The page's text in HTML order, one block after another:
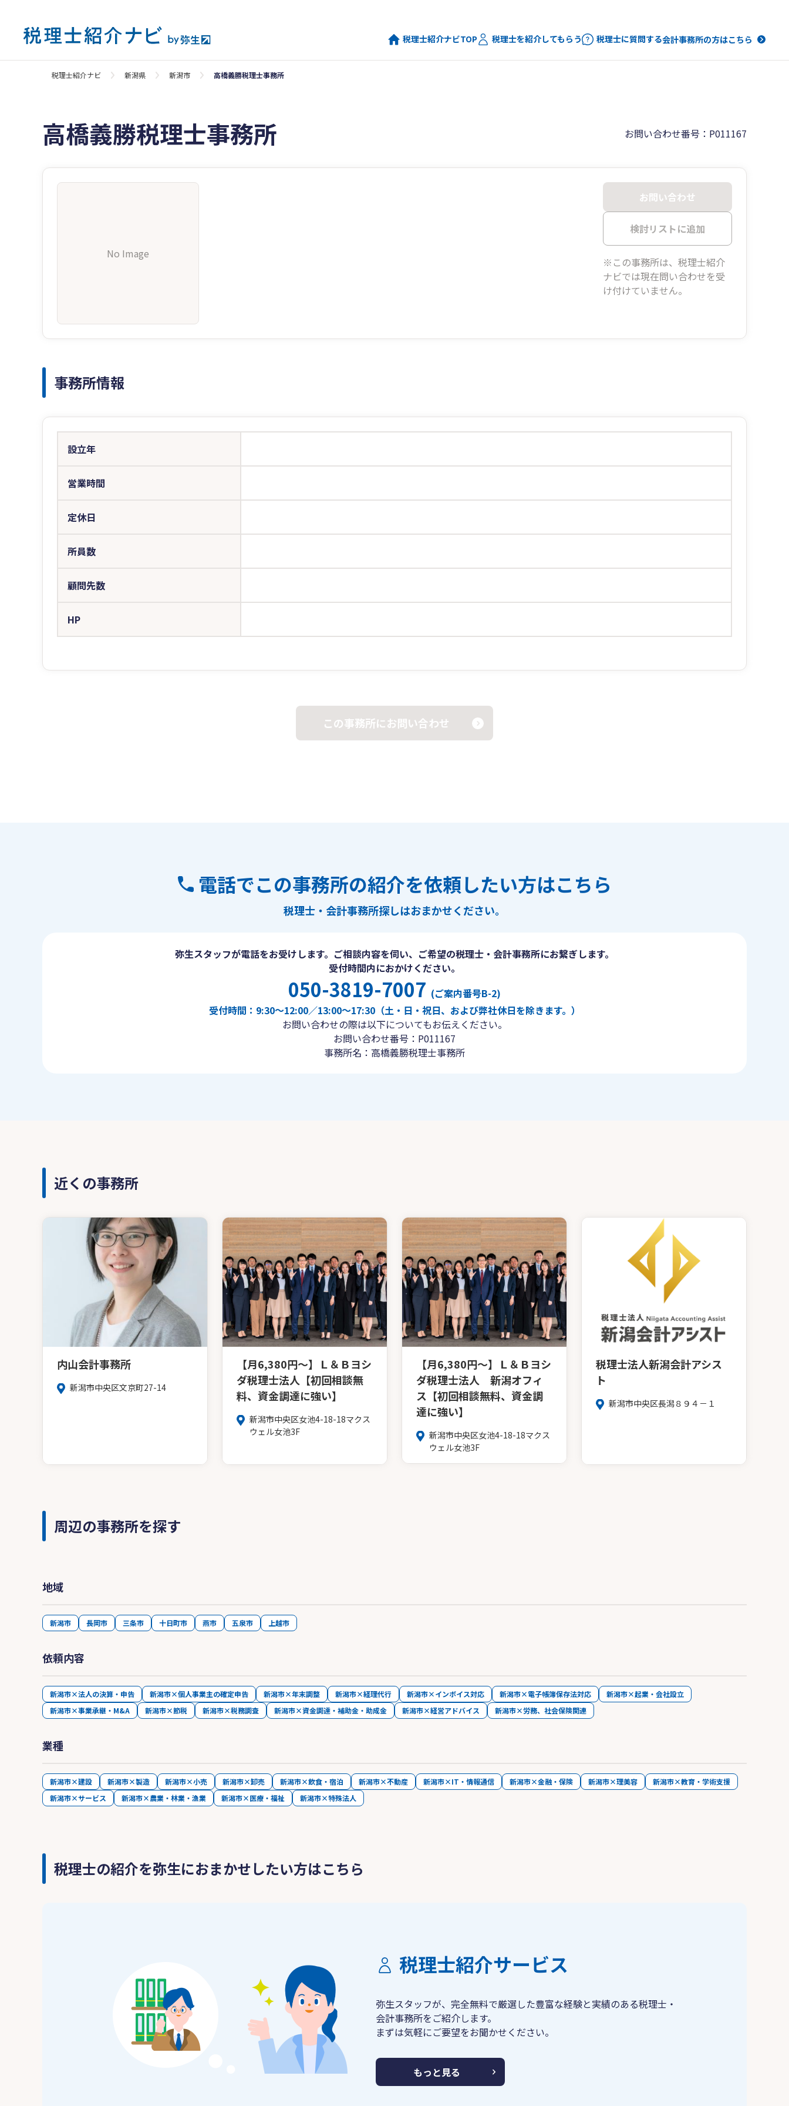
税理士紹介ナビTOP 税理士を紹介してもらう 税理士に質問する会計事務所の方はこちら
税理士紹介ナビ 新潟県 新潟市 高橋義勝税理士事務所
高橋義勝税理士事務所 お問い合わせ番号：P011167
No Image
お問い合わせ
検討リストに追加
※この事務所は、税理士紹介
ナビでは現在問い合わせを受
け付けていません。
事務所情報
設立年
営業時間
定休日
所員数
顧問先数
HP
この事務所にお問い合わせ
電話でこの事務所の紹介を依頼したい方はこちら
税理士・会計事務所探しはおまかせください。
弥生スタッフが電話をお受けします。ご相談内容を伺い、ご希望の税理士・会計事務所にお繋ぎします。
受付時間内におかけください。
050-3819-7007 (ご案内番号B-2)
受付時間：9:30〜12:00／13:00〜17:30（土・日・祝日、および弊社休日を除きます。）
お問い合わせの際は以下についてもお伝えください。
お問い合わせ番号：P011167
事務所名：高橋義勝税理士事務所
近くの事務所
内山会計事務所
新潟市中央区文京町27-14
【月6,380円～】Ｌ＆Ｂヨシ
ダ税理士法人【初回相談無
料、資金調達に強い】
新潟市中央区女池4-18-18マクス
ウェル女池3F
【月6,380円～】Ｌ＆Ｂヨシ
ダ税理士法人 新潟オフィ
ス【初回相談無料、資金調
達に強い】
新潟市中央区女池4-18-18マクス
ウェル女池3F
税理士法人新潟会計アシス
ト
新潟市中央区長潟８９４－１
周辺の事務所を探す
地域
新潟市 長岡市 三条市 十日町市 燕市 五泉市 上越市
依頼内容
新潟市×法人の決算・申告 新潟市×個人事業主の確定申告 新潟市×年末調整 新潟市×経理代行 新潟市×インボイス対応 新潟市×電子帳簿保存法対応
新潟市×起業・会社設立
新潟市×事業承継・M&A
新潟市×節税 新潟市×税務調査 新潟市×資金調達・補助金・助成金 新潟市×経営アドバイス 新潟市×労務、社会保険関連
業種
新潟市×建設 新潟市×製造 新潟市×小売 新潟市×卸売 新潟市×飲食・宿泊 新潟市×不動産 新潟市×IT・情報通信 新潟市×金融・保険 新潟市×理美容
新潟市×教育・学術支援
新潟市×サービス
新潟市×農業・林業・漁業 新潟市×医療・福祉 新潟市×特殊法人
税理士の紹介を弥生におまかせしたい方はこちら
税理士紹介サービス
弥生スタッフが、完全無料で厳選した豊富な経験と実績のある税理士・
会計事務所をご紹介します。
まずは気軽にご要望をお聞かせください。
もっと見る